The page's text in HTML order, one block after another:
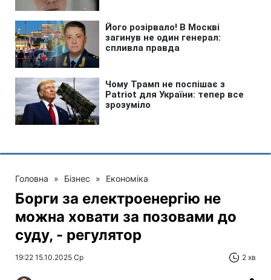
Головна » Бізнес » Економіка
Борги за електроенергію не
можна ховати за позовами до
суду, - регулятор
19:22 15.10.2025 Ср 2 хв